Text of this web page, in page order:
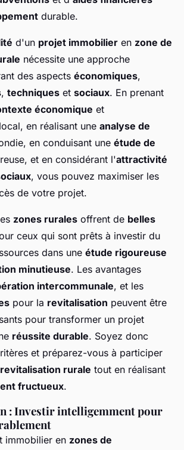
durable.
d'un projet immobilier en zone de
nécessite une approche
des aspects économiques,
, techniques et sociaux. En prenant
économique et
local, en réalisant une analyse de
en conduisant une étude de
et en considérant l'attractivité
, vous pouvez maximiser les
de votre projet.
zones rurales offrent de belles
ceux qui sont prêts à investir du
dans une étude rigoureuse
minutieuse. Les avantages
intercommunale, et les
pour la revitalisation peuvent être
pour transformer un projet
réussite durable. Soyez donc
et préparez-vous à participer
revitalisation rurale tout en réalisant
fructueux.
: Investir intelligemment pour
immobilier en zones de